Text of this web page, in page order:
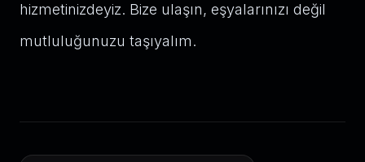
hizmetinizdeyiz. Bize ulaşın, eşyalarınızı değil
mutluluğunuzu taşıyalım.